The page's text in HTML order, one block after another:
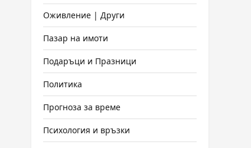
Оживление | Други
Пазар на имоти
Подаръци и Празници
Политика
Прогноза за време
Психология и връзки